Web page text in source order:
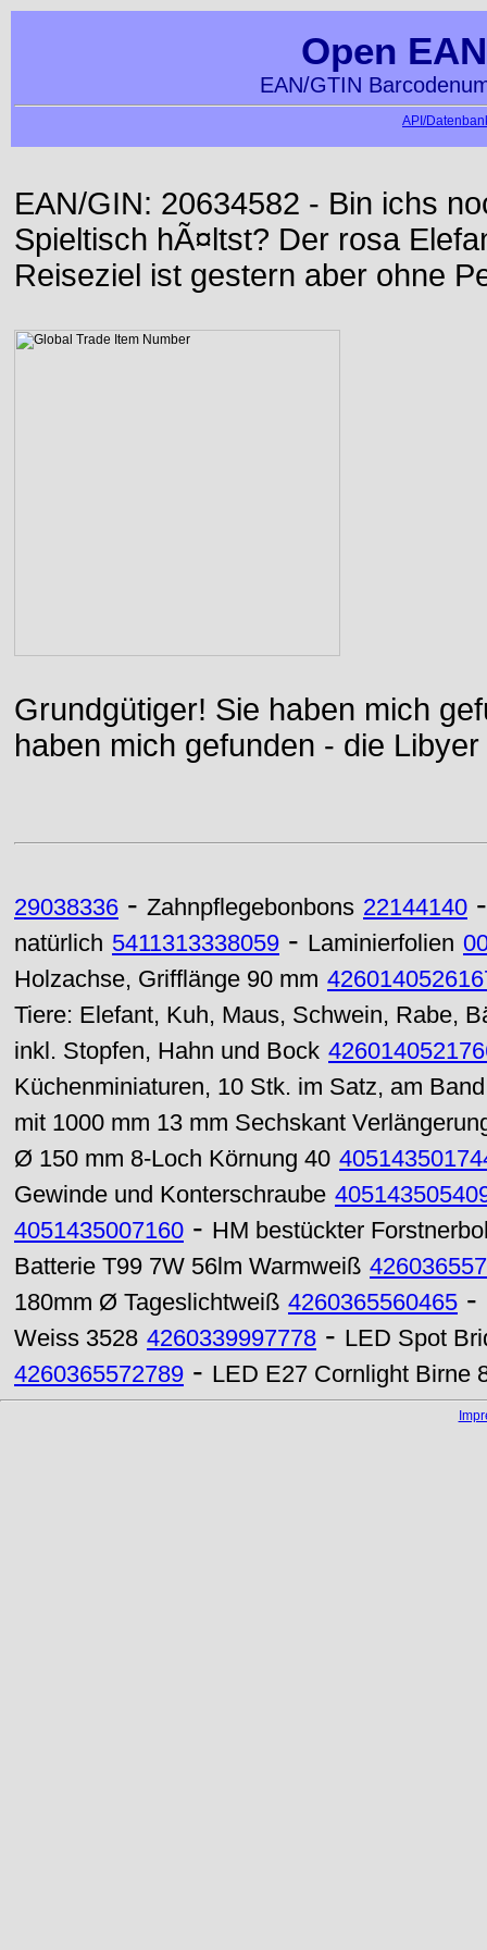
Open
EAN/GTIN
API/
EAN/GIN: 20634582 - Bin ichs
Spieltisch hÃ¤ltst? Der rosa
Reiseziel ist gestern aber ohne
Grundgütiger! Sie haben mich
haben mich gefunden - die
29038336 - Zahnpflegebonbons 22144140
natürlich 5411313338059 - Laminierfolien
Holzachse, Grifflänge 90 mm
Tiere: Elefant, Kuh, Maus, Schwein, Rabe,
inkl. Stopfen, Hahn und Bock
Küchenminiaturen, 10 Stk. im Satz, am Band
mit 1000 mm 13 mm Sechskant
Ø 150 mm 8-Loch Körnung 40
Gewinde und Konterschraube
4051435007160 - HM bestückter
Batterie T99 7W 56lm Warmweiß
180mm Ø Tageslichtweiß 4260365560465 -
Weiss 3528 4260339997778 - LED Spot
4260365572789 - LED E27 Cornlight Birne